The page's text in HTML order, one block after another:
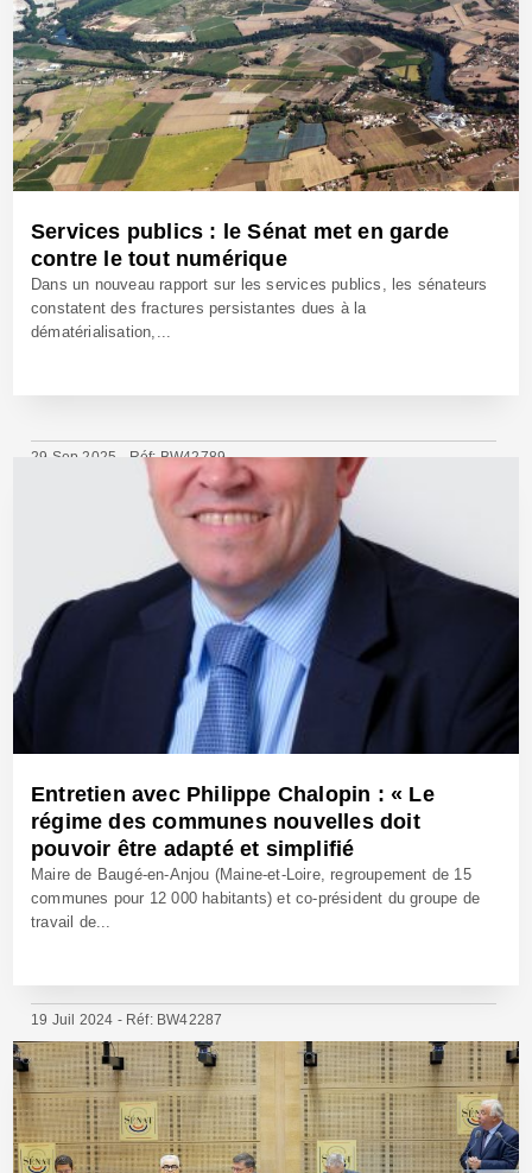
Services publics : le Sénat met en garde
contre le tout numérique
Dans un nouveau rapport sur les services publics, les sénateurs
constatent des fractures persistantes dues à la
dématérialisation,...
29 Sep 2025 - Réf: BW42789
Entretien avec Philippe Chalopin : « Le
régime des communes nouvelles doit
pouvoir être adapté et simplifié
Maire de Baugé-en-Anjou (Maine-et-Loire, regroupement de 15
communes pour 12 000 habitants) et co-président du groupe de
travail de...
19 Juil 2024 - Réf: BW42287